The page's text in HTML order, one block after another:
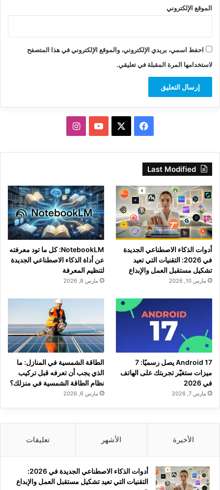
الموقع الإلكتروني
احفظ اسمي، بريدي الإلكتروني، والموقع الإلكتروني في هذا المتصفح
لاستخدامها المرة المقبلة في تعليقي.
فيسبوك ‫YouTubeانستقرام
Last Modified
أدوات الذكاء الاصطناعي الجديدة
في 2026: التقنيات التي تعيد
تشكيل مستقبل العمل والإبداع
مارس 10, 2026
NotebookLM: كل ما تود معرفته
عن أداة الذكاء الاصطناعي الجديدة
لتنظيم المعرفة
مارس 8, 2026
Android 17 يصل رسميًا: 7
ميزات ستغيّر تجربتك على الهاتف
في 2026
مارس 7, 2026
الطاقة الشمسية في المنازل: ما
الذي يجب أن تعرفه قبل تركيب
نظام الطاقة الشمسية في منزلك؟
مارس 6, 2026
الأخيرة الأشهر تعليقات
أدوات الذكاء الاصطناعي الجديدة في 2026:
التقنيات التي تعيد تشكيل مستقبل العمل والإبداع